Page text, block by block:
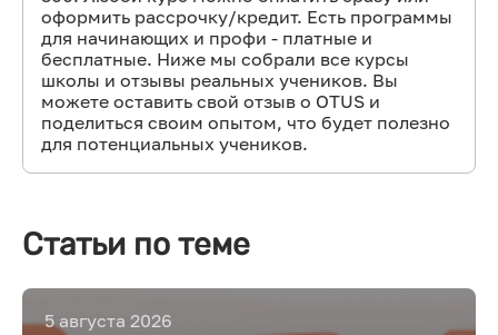
оформить рассрочку/кредит. Есть программы
для начинающих и профи - платные и
бесплатные. Ниже мы собрали все курсы
школы и отзывы реальных учеников. Вы
можете оставить свой отзыв о OTUS и
поделиться своим опытом, что будет полезно
для потенциальных учеников.
Статьи по теме
5 августа 2026